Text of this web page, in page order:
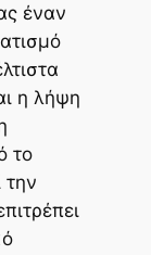
έναν
η λήψη
το
την